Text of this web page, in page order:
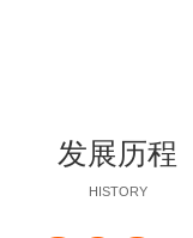
发展历程
HISTORY